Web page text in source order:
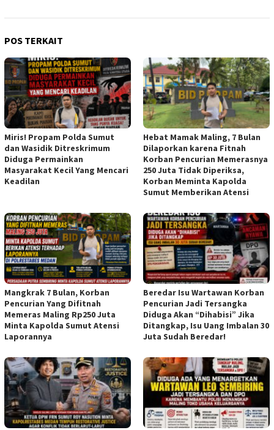
POS TERKAIT
Miris! Propam Polda Sumut
dan Wasidik Ditreskrimum
Diduga Permainkan
Masyarakat Kecil Yang Mencari
Keadilan
Hebat Mamak Maling, 7 Bulan
Dilaporkan karena Fitnah
Korban Pencurian Memerasnya
250 Juta Tidak Diperiksa,
Korban Meminta Kapolda
Sumut Memberikan Atensi
Mangkrak 7 Bulan, Korban
Pencurian Yang Difitnah
Memeras Maling Rp250 Juta
Minta Kapolda Sumut Atensi
Laporannya
Beredar Isu Wartawan Korban
Pencurian Jadi Tersangka
Diduga Akan “Dihabisi” Jika
Ditangkap, Isu Uang Imbalan 30
Juta Sudah Beredar!